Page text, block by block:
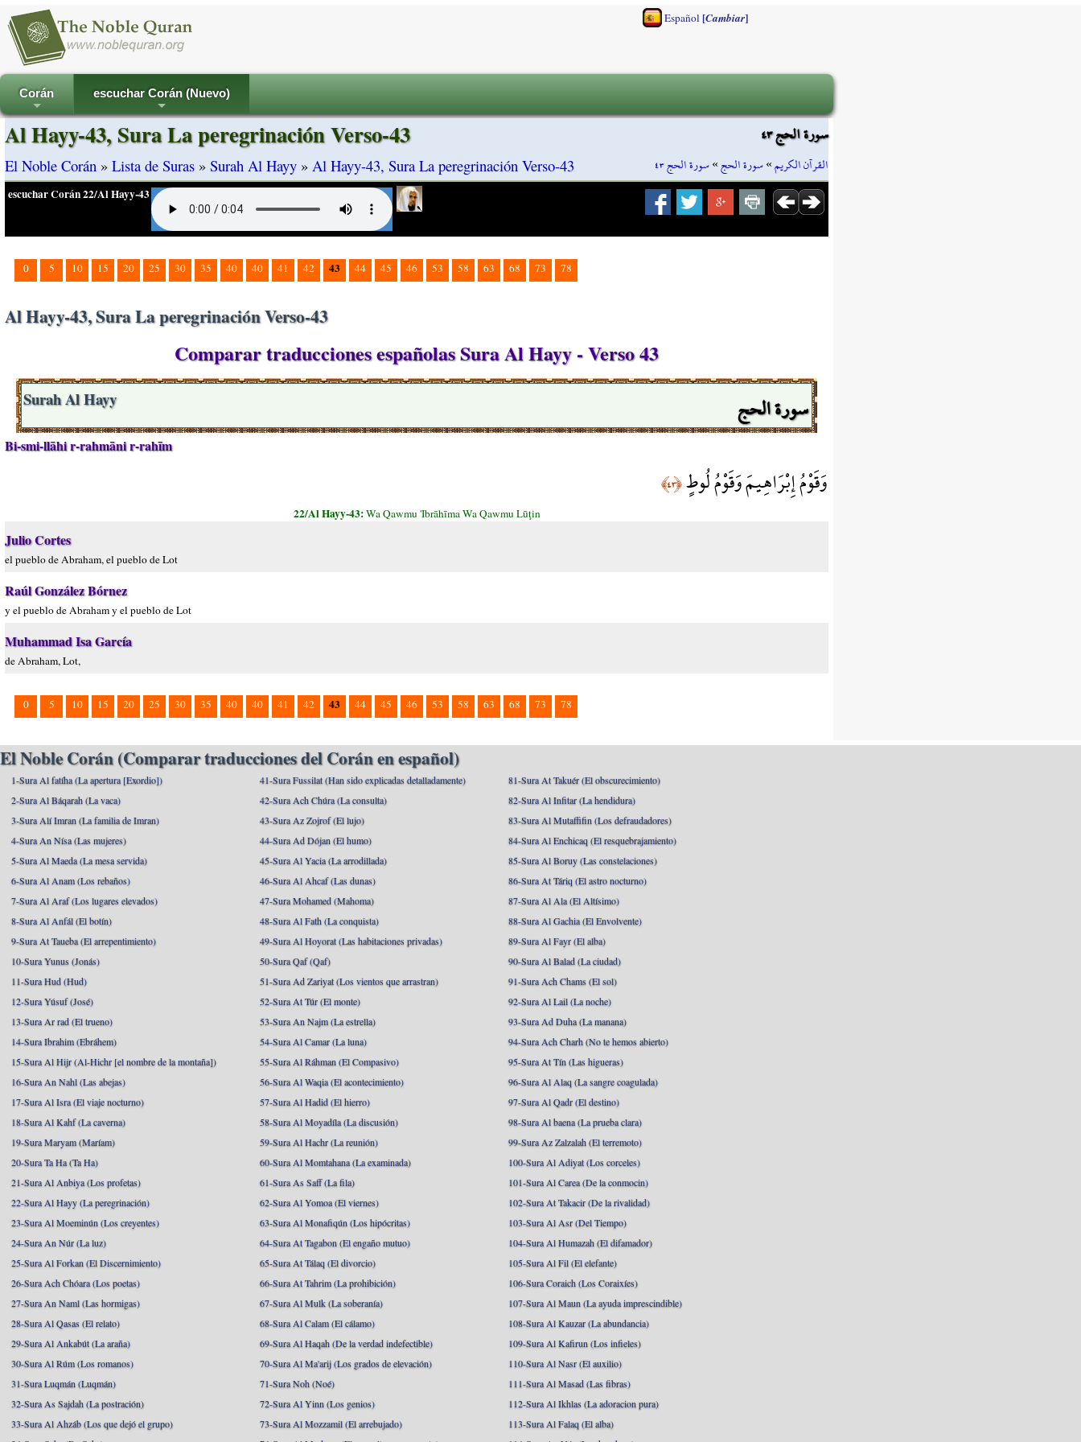
Español [Cambiar]
+
Corán
+
escuchar Corán (Nuevo)
سورة الحج ٤٣
القرآن الكريم»سورة الحج»سورة الحج ٤٣
Al Hayy-43, Sura La peregrinación Verso-43
El Noble Corán » Lista de Suras » Surah Al Hayy » Al Hayy-43, Sura La peregrinación Verso-43
escuchar Corán 22/Al Hayy-43
0 5 10 15 20 25 30 35 40 40 41 42 43 44 45 46 53 58 63 68 73 78
Al Hayy-43, Sura La peregrinación Verso-43
Comparar traducciones españolas Sura Al Hayy - Verso 43
سورة الحج Surah Al Hayy
Bi-smi-llāhi r-rahmāni r-rahīm
وَقَوْمُ إِبْرَاهِيمَ وَقَوْمُ لُوطٍ﴿٤٣﴾
22/Al Hayy-43:Wa Qawmu 'Ibrāhīma Wa Qawmu Lūţin
Julio Cortes
el pueblo de Abraham, el pueblo de Lot
Raúl González Bórnez
y el pueblo de Abraham y el pueblo de Lot
Muhammad Isa García
de Abraham, Lot,
0 5 10 15 20 25 30 35 40 40 41 42 43 44 45 46 53 58 63 68 73 78
El Noble Corán (Comparar traducciones del Corán en español)
1-Sura Al fatíha (La apertura [Exordio])
2-Sura Al Báqarah (La vaca)
3-Sura Alí Imran (La familia de Imran)
4-Sura An Nísa (Las mujeres)
5-Sura Al Maeda (La mesa servida)
6-Sura Al Anam (Los rebaños)
7-Sura Al Araf (Los lugares elevados)
8-Sura Al Anfál (El botín)
9-Sura At Taueba (El arrepentimiento)
10-Sura Yunus (Jonás)
11-Sura Hud (Hud)
12-Sura Yúsuf (José)
13-Sura Ar rad (El trueno)
14-Sura Ibrahim (Ebráhem)
15-Sura Al Hijr (Al-Hichr [el nombre de la montaña])
16-Sura An Nahl (Las abejas)
17-Sura Al Isra (El viaje nocturno)
18-Sura Al Kahf (La caverna)
19-Sura Maryam (Maríam)
20-Sura Ta Ha (Ta Ha)
21-Sura Al Anbiya (Los profetas)
22-Sura Al Hayy (La peregrinación)
23-Sura Al Moeminún (Los creyentes)
24-Sura An Núr (La luz)
25-Sura Al Forkan (El Discernimiento)
26-Sura Ach Chóara (Los poetas)
27-Sura An Naml (Las hormigas)
28-Sura Al Qasas (El relato)
29-Sura Al Ankabút (La araña)
30-Sura Al Rúm (Los romanos)
31-Sura Luqmán (Luqmán)
32-Sura As Sajdah (La postración)
33-Sura Al Ahzáb (Los que dejó el grupo)
41-Sura Fussilat (Han sido explicadas detalladamente)
42-Sura Ach Chúra (La consulta)
43-Sura Az Zojrof (El lujo)
44-Sura Ad Dójan (El humo)
45-Sura Al Yacia (La arrodillada)
46-Sura Al Ahcaf (Las dunas)
47-Sura Mohamed (Mahoma)
48-Sura Al Fath (La conquista)
49-Sura Al Hoyorat (Las habitaciones privadas)
50-Sura Qaf (Qaf)
51-Sura Ad Zariyat (Los vientos que arrastran)
52-Sura At Túr (El monte)
53-Sura An Najm (La estrella)
54-Sura Al Camar (La luna)
55-Sura Al Ráhman (El Compasivo)
56-Sura Al Waqia (El acontecimiento)
57-Sura Al Hadid (El hierro)
58-Sura Al Moyadíla (La discusión)
59-Sura Al Hachr (La reunión)
60-Sura Al Momtahana (La examinada)
61-Sura As Saff (La fila)
62-Sura Al Yomoa (El viernes)
63-Sura Al Monafiqún (Los hipócritas)
64-Sura At Tagabon (El engaño mutuo)
65-Sura At Tálaq (El divorcio)
66-Sura At Tahrim (La prohibición)
67-Sura Al Mulk (La soberanía)
68-Sura Al Calam (El cálamo)
69-Sura Al Haqah (De la verdad indefectible)
70-Sura Al Ma'arij (Los grados de elevación)
71-Sura Noh (Noé)
72-Sura Al Yinn (Los genios)
73-Sura Al Mozzamil (El arrebujado)
81-Sura At Takuér (El obscurecimiento)
82-Sura Al Infitar (La hendidura)
83-Sura Al Mutaffifin (Los defraudadores)
84-Sura Al Enchicaq (El resquebrajamiento)
85-Sura Al Boruy (Las constelaciones)
86-Sura At Táriq (El astro nocturno)
87-Sura Al Ala (El Altísimo)
88-Sura Al Gachia (El Envolvente)
89-Sura Al Fayr (El alba)
90-Sura Al Balad (La ciudad)
91-Sura Ach Chams (El sol)
92-Sura Al Lail (La noche)
93-Sura Ad Duha (La manana)
94-Sura Ach Charh (No te hemos abierto)
95-Sura At Tín (Las higueras)
96-Sura Al Alaq (La sangre coagulada)
97-Sura Al Qadr (El destino)
98-Sura Al baena (La prueba clara)
99-Sura Az Zalzalah (El terremoto)
100-Sura Al Adiyat (Los corceles)
101-Sura Al Carea (De la conmocin)
102-Sura At Takacir (De la rivalidad)
103-Sura Al Asr (Del Tiempo)
104-Sura Al Humazah (El difamador)
105-Sura Al Fil (El elefante)
106-Sura Coraich (Los Coraixíes)
107-Sura Al Maun (La ayuda imprescindible)
108-Sura Al Kauzar (La abundancia)
109-Sura Al Kafirun (Los infieles)
110-Sura Al Nasr (El auxilio)
111-Sura Al Masad (Las fibras)
112-Sura Al Ikhlas (La adoracion pura)
113-Sura Al Falaq (El alba)